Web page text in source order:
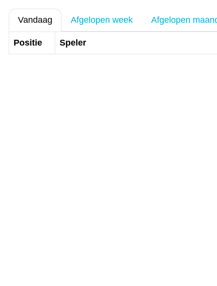
Vandaag Afgelopen week Afgelopen
Positie Speler